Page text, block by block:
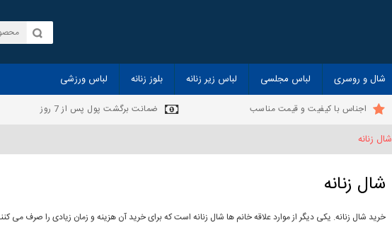
شال و روسری لباس مجلسی لباس زیر زنانه بلوز زنانه لباس ورزشی
اجناس با کیفیت و قیمت مناسب ضمانت برگشت پول پس از 7 روز
شال زنانه
شال زنانه
خرید شال زنانه. یکی دیگر از موارد علاقه خانم ها شال زنانه است که برای خرید آن هزینه و زمان زیادی را صرف